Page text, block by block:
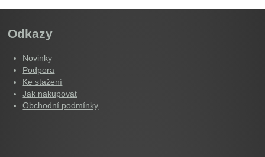
Odkazy
Novinky
Podpora
Ke stažení
Jak nakupovat
Obchodní podmínky